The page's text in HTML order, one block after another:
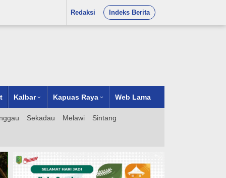
Redaksi Indeks Berita
Kalbar Kapuas Raya Web Lama
Sekadau Melawi Sintang